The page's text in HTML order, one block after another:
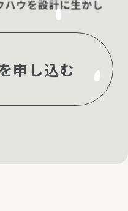
申し込む